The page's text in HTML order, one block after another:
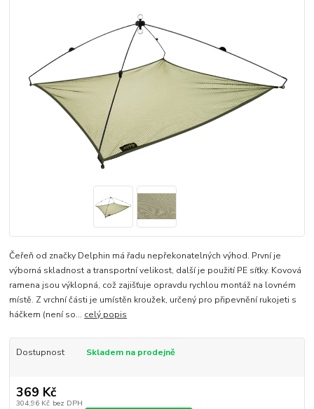
Čeřeň od značky Delphin má řadu nepřekonatelných výhod. První je
výborná skladnost a transportní velikost, další je použití PE síťky. Kovová
ramena jsou výklopná, což zajišťuje opravdu rychlou montáž na lovném
místě. Z vrchní části je umístěn kroužek, určený pro připevnění rukojeti s
háčkem (není so... celý popis
Dostupnost Skladem na prodejně
369 Kč
304,96 Kč bez DPH